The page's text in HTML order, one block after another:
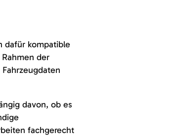
dafür kompatible
der
davon, ob es
fachgerecht